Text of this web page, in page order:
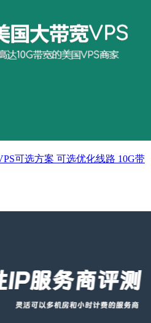
可选方案 可选优化线路 10G带